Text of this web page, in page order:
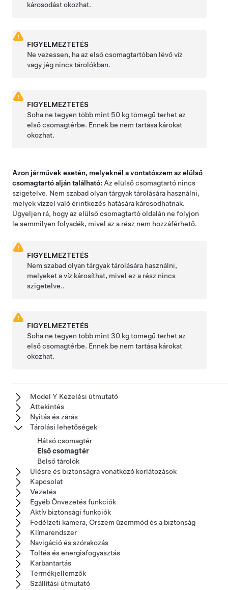
károsodást okozhat.
FIGYELMEZTETÉS
Ne vezessen, ha az első csomagtartóban lévő víz
vagy jég nincs tárolókban.
FIGYELMEZTETÉS
Soha ne tegyen több mint 50 kgtömegű terhet az
első csomagtérbe. Ennek be nem tartása károkat
okozhat.
Azon járművek esetén, melyeknél a vontatószem az elülső
csomagtartó alján található: Az elülső csomagtartó nincs
szigetelve. Nem szabad olyan tárgyak tárolására használni,
melyek vízzel való érintkezés hatására károsodhatnak.
Ügyeljen rá, hogy az elülső csomagtartó oldalán ne folyjon
le semmilyen folyadék, mivel az a rész nem hozzáférhető.
FIGYELMEZTETÉS
Nem szabad olyan tárgyak tárolására használni,
melyeket a víz károsíthat, mivel ez a rész nincs
szigetelve..
FIGYELMEZTETÉS
Soha ne tegyen több mint30 kgtömegű terhet az
első csomagtérbe. Ennek be nem tartása károkat
okozhat.
Model Y Kezelési útmutató
Áttekintés
Nyitás és zárás
Tárolási lehetőségek
Hátsó csomagtér
Első csomagtér
Belső tárolók
Ülésre és biztonságra vonatkozó korlátozások
Kapcsolat
Vezetés
Egyéb Önvezetés funkciók
Aktív biztonsági funkciók
Fedélzeti kamera, Őrszem üzemmód és a biztonság
Klímarendszer
Navigáció és szórakozás
Töltés és energiafogyasztás
Karbantartás
Termékjellemzők
Szállítási útmutató